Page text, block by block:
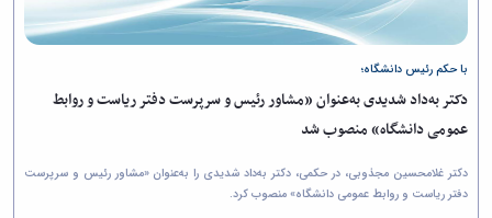
رهبری
تماس
دانشگاه
روابط
آدرس
دانشکده‌ها
آموزش
کارکنان
سایر
تقویم
آموزشی
نظامنامه
آموزش
دانش‌آموختگان
آزمایشگاه
شناسی
آزمایشگاه
هوش
ربات
و
بینایی
آزمایشگاه
و
حسابداری
صنایع
غذایی
بهار
آموزش
عالی
زمین
سالن‌های
ورزشی
تفریحی-
سیاحتی
باغ
دانشگاه
موزه
دانشگاه
(محمد)
با حکم رئیس دانشگاه؛
دکتر به‌داد شدیدی به‌عنوان «مشاور رئیس و سرپرست دفتر ریاست و روابط
عمومی دانشگاه» منصوب شد
دکتر غلامحسین مجذوبی، در حکمی، دکتر به‌داد شدیدی را به‌عنوان «مشاور رئیس و سرپرست
دفتر ریاست و روابط عمومی دانشگاه» منصوب کرد.